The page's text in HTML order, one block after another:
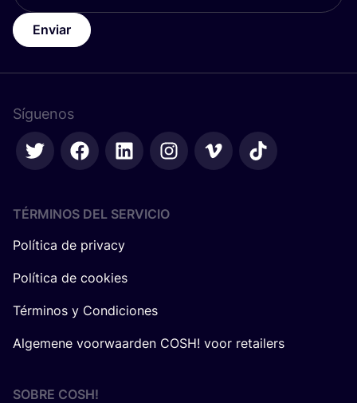
Enviar
Síguenos
TÉRMINOS DEL SERVICIO
Política de privacy
Política de cookies
Términos y Condiciones
Algemene voorwaarden COSH! voor retailers
SOBRE COSH!